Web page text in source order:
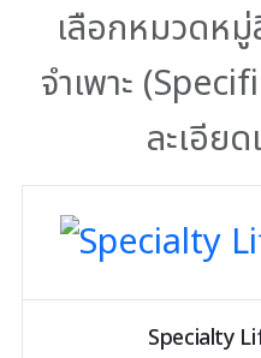
เลือกหมวดห
จำเพาะ
ละเอีย
Specialty